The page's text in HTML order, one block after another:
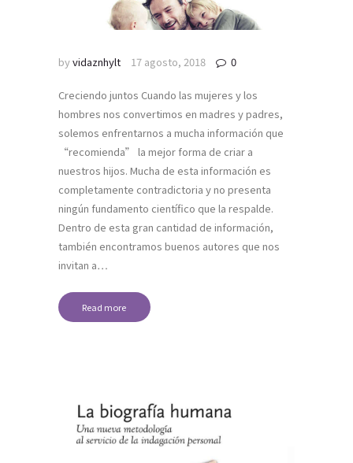
byvidaznhylt 17 agosto, 2018 0
Creciendo juntos Cuando las mujeres y los
hombres nos convertimos en madres y padres,
solemos enfrentarnos a mucha información que
“recomienda” la mejor forma de criar a
nuestros hijos. Mucha de esta información es
completamente contradictoria y no presenta
ningún fundamento científico que la respalde.
Dentro de esta gran cantidad de información,
también encontramos buenos autores que nos
invitan a…
Read more